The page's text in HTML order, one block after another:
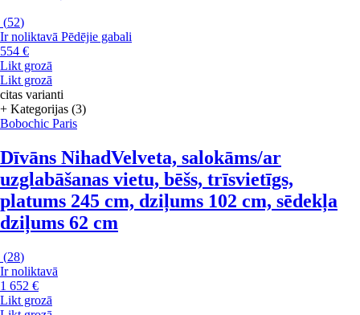
(52)
Ir noliktavā Pēdējie gabali
554 €
Likt grozā
Likt grozā
citas varianti
+ Kategorijas (3)
Bobochic Paris
Dīvāns NihadVelveta, salokāms/ar
uzglabāšanas vietu, bēšs, trīsvietīgs,
platums 245 cm, dziļums 102 cm, sēdekļa
dziļums 62 cm
(28)
Ir noliktavā
1 652 €
Likt grozā